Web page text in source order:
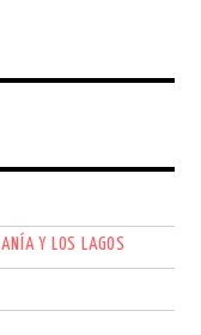
Y LOS LAGOS